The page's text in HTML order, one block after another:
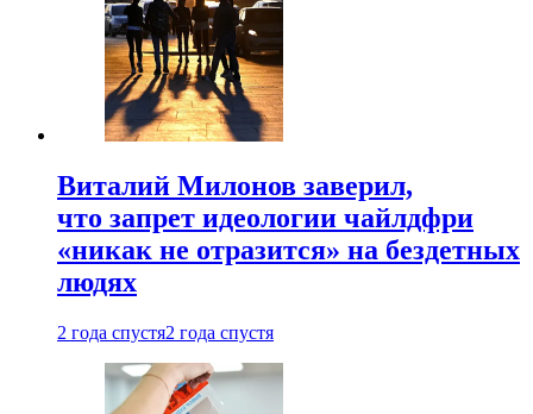
Виталий Милонов заверил,
что запрет идеологии чайлдфри
«никак не отразится» на бездетных
людях
2 года спустя2 года спустя